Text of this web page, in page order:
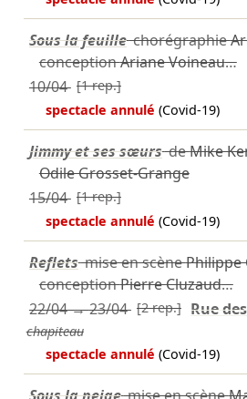
Sous la feuillechorégraphie
conceptionAriane Voineau…
10/04 [1 rep.]
spectacle annulé(Covid-19)
Jimmy et ses sœursdeMike
Odile Grosset-Grange
15/04 [1 rep.]
spectacle annulé(Covid-19)
Refletsmise en scènePhilippe
conceptionPierre Cluzaud…
22/04→23/04 [2 rep.] Rue
chapiteau
spectacle annulé(Covid-19)